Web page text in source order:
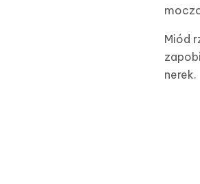
Miód
nerek.